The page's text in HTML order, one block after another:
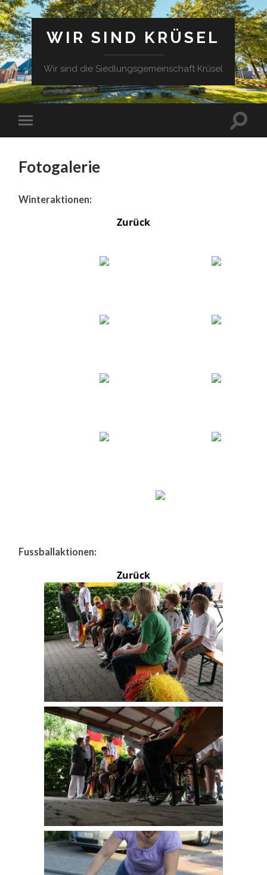
WIR SIND KRÜSEL
Wir sind die Siedlungsgemeinschaft Krüsel
Fotogalerie
Winteraktionen:
Zurück
Fussballaktionen:
Zurück